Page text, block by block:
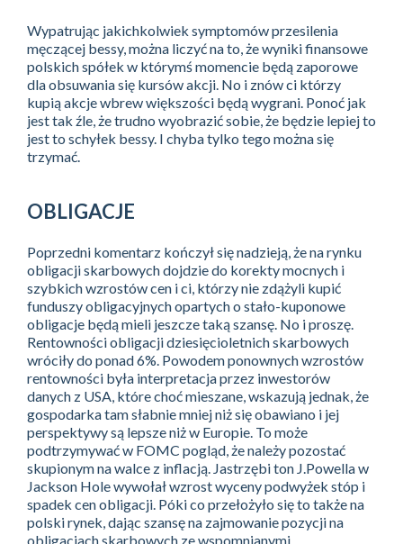
Wypatrując jakichkolwiek symptomów przesilenia
męczącej bessy, można liczyć na to, że wyniki finansowe
polskich spółek w którymś momencie będą zaporowe
dla obsuwania się kursów akcji. No i znów ci którzy
kupią akcje wbrew większości będą wygrani. Ponoć jak
jest tak źle, że trudno wyobrazić sobie, że będzie lepiej to
jest to schyłek bessy. I chyba tylko tego można się
trzymać.
OBLIGACJE
Poprzedni komentarz kończył się nadzieją, że na rynku
obligacji skarbowych dojdzie do korekty mocnych i
szybkich wzrostów cen i ci, którzy nie zdążyli kupić
funduszy obligacyjnych opartych o stało-kuponowe
obligacje będą mieli jeszcze taką szansę. No i proszę.
Rentowności obligacji dziesięcioletnich skarbowych
wróciły do ponad 6%. Powodem ponownych wzrostów
rentowności była interpretacja przez inwestorów
danych z USA, które choć mieszane, wskazują jednak, że
gospodarka tam słabnie mniej niż się obawiano i jej
perspektywy są lepsze niż w Europie. To może
podtrzymywać w FOMC pogląd, że należy pozostać
skupionym na walce z inflacją. Jastrzębi ton J.Powella w
Jackson Hole wywołał wzrost wyceny podwyżek stóp i
spadek cen obligacji. Póki co przełożyło się to także na
polski rynek, dając szansę na zajmowanie pozycji na
obligacjach skarbowych ze wspomnianymi